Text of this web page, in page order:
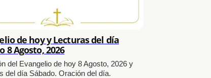
de hoy y Lecturas del día
8 Agosto, 2026
del Evangelio de hoy 8 Agosto, 2026 y
del día Sábado. Oración del día.